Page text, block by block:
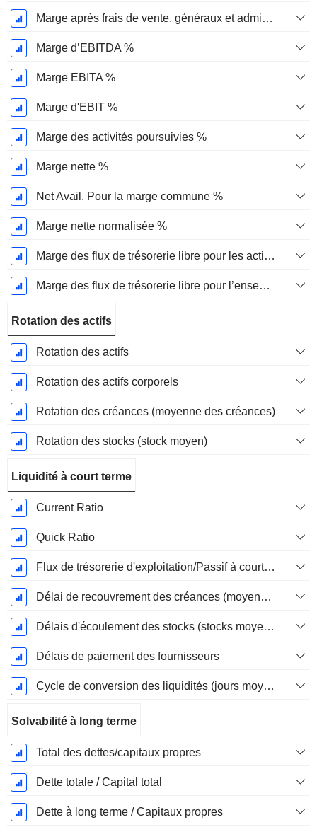
Marge après frais de vente, généraux et administratifs %
Marge d’EBITDA %
Marge EBITA %
Marge d'EBIT %
Marge des activités poursuivies %
Marge nette %
Net Avail. Pour la marge commune %
Marge nette normalisée %
Marge des flux de trésorerie libre pour les actionnaires
Marge des flux de trésorerie libre pour l’ensemble des pourvoyeurs de fonds
Rotation des actifs
Rotation des actifs
Rotation des actifs corporels
Rotation des créances (moyenne des créances)
Rotation des stocks (stock moyen)
Liquidité à court terme
Current Ratio
Quick Ratio
Flux de trésorerie d'exploitation/Passif à court terme
Délai de recouvrement des créances (moyenne des créances)
Délais d'écoulement des stocks (stocks moyens)
Délais de paiement des fournisseurs
Cycle de conversion des liquidités (jours moyens)
Solvabilité à long terme
Total des dettes/capitaux propres
Dette totale / Capital total
Dette à long terme / Capitaux propres